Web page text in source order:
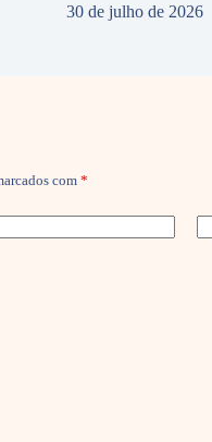
30 de julho de 2026
com *